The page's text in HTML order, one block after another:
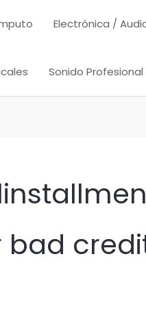
Electrónica /
Sonido Profesional
bad